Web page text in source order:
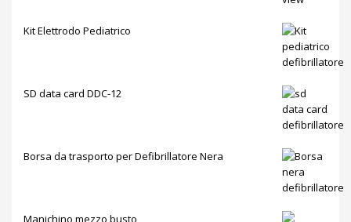
Kit Elettrodo Pediatrico
SD data card DDC-12
Borsa da trasporto per Defibrillatore Nera
Manichino mezzo busto